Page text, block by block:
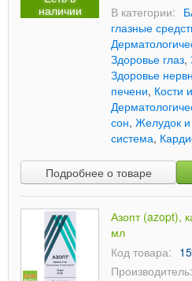
наличии
В категории:
глазные
Здоровье глаз,
Здоровье
печени, Кости
сон, Желудок
система,
Подробнее о товаре
Азопт (azopt),
мл
Код товара:
Производитель: